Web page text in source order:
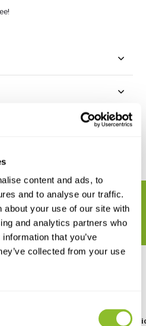
content and ads, to
and to analyse our traffic.
about your use of our site with
and analytics partners who
that you’ve
collected from your use
of
Grasses of East